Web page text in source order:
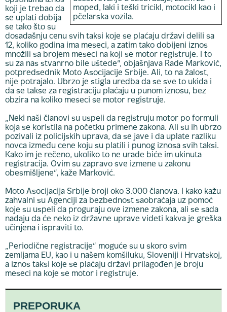
moped, laki i teški tricikl, motocikl kao i
pčelarska vozila.
koji je trebao da
se uplati dobija
se tako što su
dosadašnju cenu svih taksi koje se plaćaju državi delili sa
12, koliko godina ima meseci, a zatim tako dobijeni iznos
množili sa brojem meseci na koji se motor registruje. I to
su za nas stvanrno bile uštede“, objašnjava Rade Marković,
potpredsednik Moto Asocijacije Srbije. Ali, to na žalost,
nije potrajalo. Ubrzo je stigla uredba da se sve to ukida i
da se takse za registraciju plaćaju u punom iznosu, bez
obzira na koliko meseci se motor registruje.
„Neki naši članovi su uspeli da registruju motor po formuli
koja se koristila na početku primene zakona. Ali su ih ubrzo
pozivali iz policijskih uprava, da se jave i da uplate razliku
novca između cene koju su platili i punog iznosa svih taksi.
Kako im je rečeno, ukoliko to ne urade biće im ukinuta
registracija. Ovim su zapravo sve izmene u zakonu
obesmišljene“, kaže Marković.
Moto Asocijacija Srbije broji oko 3.000 članova. I kako kažu
zahvalni su Agenciji za bezbednost saobraćaja uz pomoć
koje su uspeli da proguraju ove izmene zakona, ali se sada
nadaju da će neko iz državne uprave videti kakva je greška
učinjena i ispraviti to.
„Periodične registracije“ moguće su u skoro svim
zemljama EU, kao i u našem komšiluku, Sloveniji i Hrvatskoj,
a iznos taksi koje se plaćaju državi prilagođen je broju
meseci na koje se motor i registruje.
PREPORUKA